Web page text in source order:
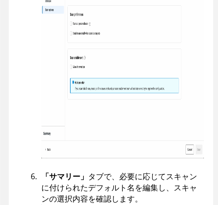
「サマリー」 タブで、必要に応じてスキャン
に付けられたデフォルト名を編集し、スキャ
ンの選択内容を確認します。